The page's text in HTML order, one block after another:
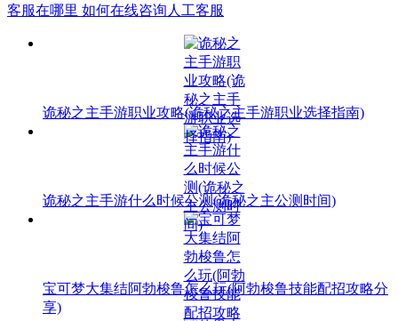
客服在哪里 如何在线咨询人工客服
诡秘之主手游职业攻略(诡秘之主手游职业选择指南)
诡秘之主手游什么时候公测(诡秘之主公测时间)
宝可梦大集结阿勃梭鲁怎么玩(阿勃梭鲁技能配招攻略分
享)